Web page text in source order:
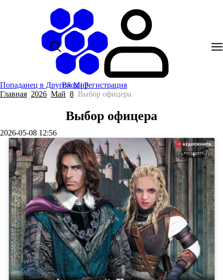
Попаданец в Другой Мир
Вход|Регистрация
Главная 2026 Май 8 Выбор офицера
Выбор офицера
2026-05-08 12:56